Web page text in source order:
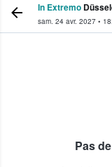
In Extremo
sam. 24 avr. 2027 •
Pas